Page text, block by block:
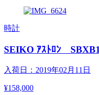
時計
SEIKO ｱｽﾄﾛﾝ
入荷日：2019年02月11日
¥158,000